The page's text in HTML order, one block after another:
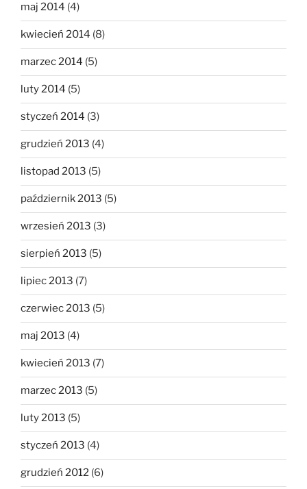
maj 2014 (4)
kwiecień 2014 (8)
marzec 2014 (5)
luty 2014 (5)
styczeń 2014 (3)
grudzień 2013 (4)
listopad 2013 (5)
październik 2013 (5)
wrzesień 2013 (3)
sierpień 2013 (5)
lipiec 2013 (7)
czerwiec 2013 (5)
maj 2013 (4)
kwiecień 2013 (7)
marzec 2013 (5)
luty 2013 (5)
styczeń 2013 (4)
grudzień 2012 (6)